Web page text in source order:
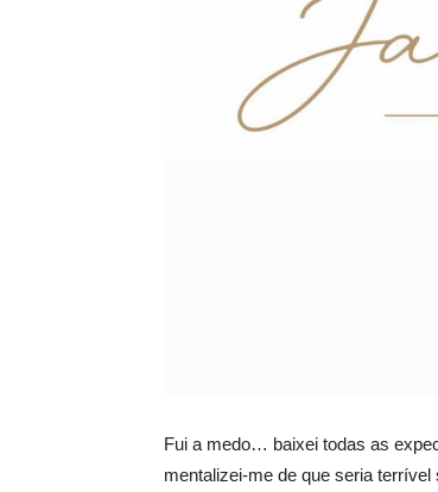
Fui a medo… baixei todas as
mentalizei-me de que seria